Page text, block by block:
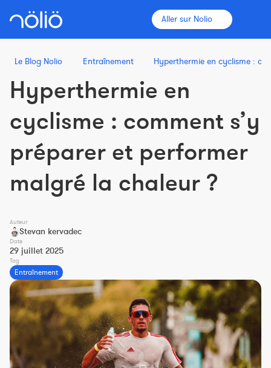
Aller sur Nolio
La plateforme pour tous
Entraîneurs
Clubs
Plus d'informations
Fonctionnalités
Tarifs
Constructeur de séances
Sportif Premium
L'équipe Nolio
FAQ
Le Blog Nolio Entraînement Hyperthermie en cyclisme :
Hyperthermie en
cyclisme : comment s’y
préparer et performer
malgré la chaleur ?
Auteur
Stevan kervadec
Date
29 juillet 2025
Tag
Entraînement